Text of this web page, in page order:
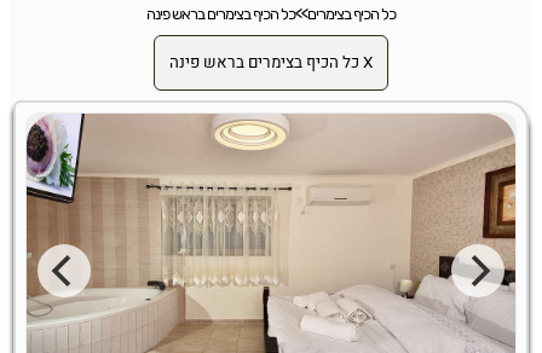
כל הכיף בצימרים>>כל הכיף בצימרים בראש פינה
X כל הכיף בצימרים בראש פינה